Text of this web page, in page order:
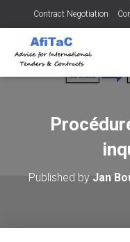
Contract Negotiation
Tendering for
Published by Jan